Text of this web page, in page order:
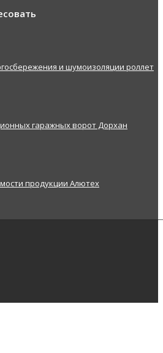
и шумоизоляции роллет
гаражных ворот Дорхан
продукции Алютех